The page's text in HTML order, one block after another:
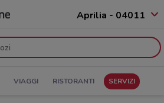
Aprilia - 04011
VIAGGI RISTORANTI SERVIZI